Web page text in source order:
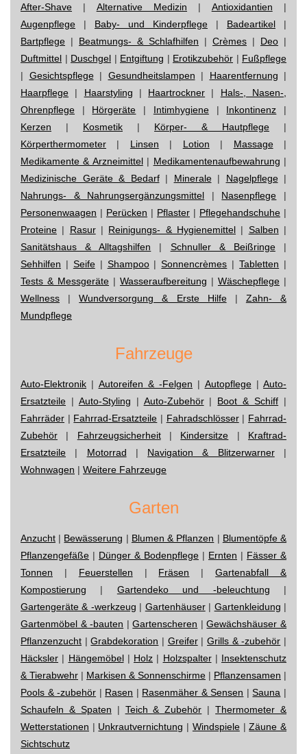
After-Shave | Alternative Medizin | Antioxidantien |
Augenpflege | Baby- und Kinderpflege | Badeartikel |
Bartpflege | Beatmungs- & Schlafhilfen | Crèmes | Deo |
Duftmittel | Duschgel | Entgiftung | Erotikzubehör | Fußpflege
| Gesichtspflege| Gesundheitslampen | Haarentfernung |
Haarpflege | Haarstyling | Haartrockner | Hals-, Nasen-,
Ohrenpflege | Hörgeräte | Intimhygiene| Inkontinenz |
Kerzen | Kosmetik | Körper- & Hautpflege |
Körperthermometer | Linsen | Lotion | Massage|
Medikamente & Arzneimittel| Medikamentenaufbewahrung |
Medizinische Geräte & Bedarf| Minerale| Nagelpflege|
Nahrungs- & Nahrungsergänzungsmittel | Nasenpflege |
Personenwaagen | Perücken | Pflaster | Pflegehandschuhe |
Proteine | Rasur| Reinigungs- & Hygienemittel | Salben |
Sanitätshaus & Alltagshilfen | Schnuller & Beißringe|
Sehhilfen | Seife| Shampoo|Sonnencrèmes |Tabletten |
Tests & Messgeräte | Wasseraufbereitung | Wäschepflege |
Wellness |Wundversorgung & Erste Hilfe| Zahn- &
Mundpflege
Fahrzeuge
Auto-Elektronik | Autoreifen & -Felgen | Autopflege| Auto-
Ersatzteile | Auto-Styling | Auto-Zubehör| Boot & Schiff |
Fahrräder | Fahrrad-Ersatzteile | Fahradschlösser| Fahrrad-
Zubehör | Fahrzeugsicherheit| Kindersitze | Kraftrad-
Ersatzteile | Motorrad | Navigation & Blitzerwarner|
Wohnwagen | Weitere Fahrzeuge
Garten
Anzucht | Bewässerung | Blumen & Pflanzen | Blumentöpfe &
Pflanzengefäße | Dünger & Bodenpflege | Ernten | Fässer &
Tonnen | Feuerstellen | Fräsen |Gartenabfall &
Kompostierung | Gartendeko und -beleuchtung |
Gartengeräte & -werkzeug | Gartenhäuser| Gartenkleidung |
Gartenmöbel & -bauten |Gartenscheren |Gewächshäuser &
Pflanzenzucht |Grabdekoration | Greifer|Grills & -zubehör |
Häcksler | Hängemöbel| Holz | Holzspalter| Insektenschutz
& Tierabwehr | Markisen & Sonnenschirme | Pflanzensamen |
Pools & -zubehör | Rasen | Rasenmäher & Sensen |Sauna |
Schaufeln & Spaten | Teich & Zubehör |Thermometer &
Wetterstationen | Unkrautvernichtung | Windspiele|Zäune &
Sichtschutz